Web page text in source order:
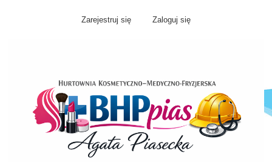
Zarejestruj się Zaloguj się